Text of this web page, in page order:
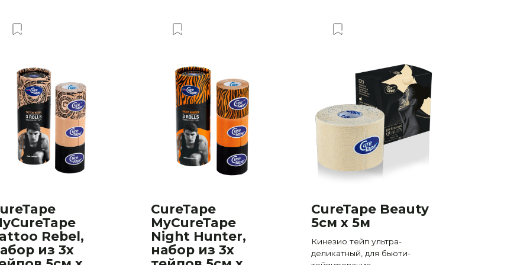
Rebel,
из 3х
CureTape
MyCureTape
Night Hunter,
набор из 3х
CureTape Beauty
5см x 5м
Кинезио тейп ультра-
деликатный, для бьюти-